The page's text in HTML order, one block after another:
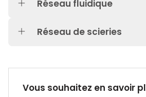
Réseau fluidique
Réseau de scieries
Vous souhaitez en savoir